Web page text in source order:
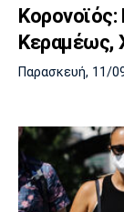
Κεραμέως,
Παρασκευή, 11/